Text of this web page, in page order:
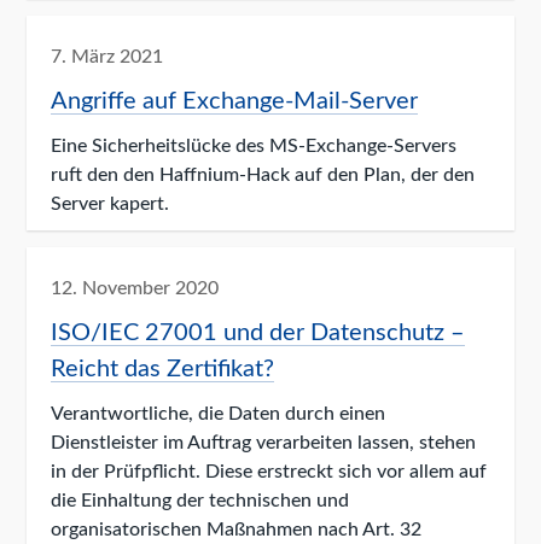
7. März 2021
Angriffe auf Exchange-Mail-Server
Eine Sicherheitslücke des MS-Exchange-Servers
ruft den den Haffnium-Hack auf den Plan, der den
Server kapert.
12. November 2020
ISO/IEC 27001 und der Datenschutz –
Reicht das Zertifikat?
Verantwortliche, die Daten durch einen
Dienstleister im Auftrag verarbeiten lassen, stehen
in der Prüfpflicht. Diese erstreckt sich vor allem auf
die Einhaltung der technischen und
organisatorischen Maßnahmen nach Art. 32